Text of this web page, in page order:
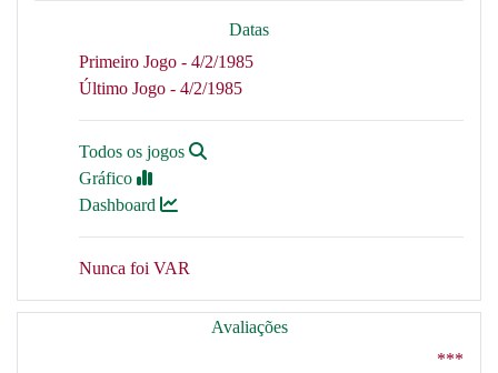
Datas
Primeiro Jogo - 4/2/1985
Último Jogo - 4/2/1985
Todos os jogos
Gráfico
Dashboard
Nunca foi VAR
Avaliações
***